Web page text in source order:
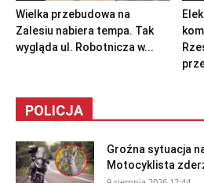
Wielka przebudowa na
Zalesiu nabiera tempa. Tak
wygląda ul. Robotnicza w...
POLICJA
Groźna sytuacja
Motocyklista